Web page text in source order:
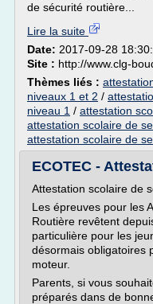
de sécurité routière...
Lire la suite
Date: 2017-09-28
Site : http://www.clg-
Thèmes liés :
niveaux 1 et 2 /
niveau 1 / attestation
attestation scolaire de
attestation scolaire de
ECOTEC -
Attestation scolaire de
Les épreuves pour les
Routière revêtent
particulière pour les
désormais obligatoires
moteur.
Parents, si vous
préparés dans de